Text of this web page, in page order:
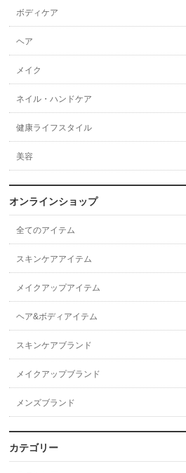
ボディケア
ヘア
メイク
ネイル・ハンドケア
健康ライフスタイル
美容
オンラインショップ
全てのアイテム
スキンケアアイテム
メイクアップアイテム
ヘア&ボディアイテム
スキンケアブランド
メイクアップブランド
メンズブランド
カテゴリー